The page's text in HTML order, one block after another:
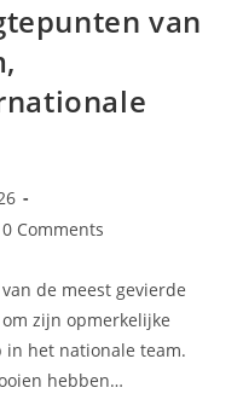
van
0 Comments
de meest gevierde
zijn opmerkelijke
in het nationale team.
hebben…